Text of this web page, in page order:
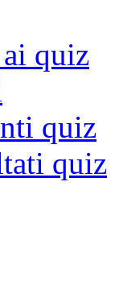
quiz
quiz
quiz